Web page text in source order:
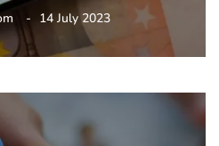
14 July 2023